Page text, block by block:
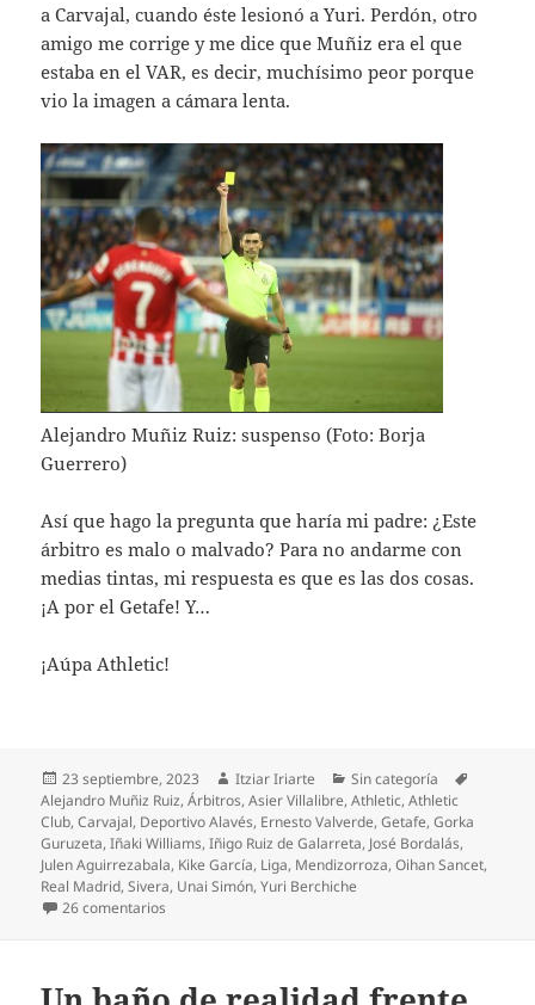
a Carvajal, cuando éste lesionó a Yuri. Perdón, otro
amigo me corrige y me dice que Muñiz era el que
estaba en el VAR, es decir, muchísimo peor porque
vio la imagen a cámara lenta.
Alejandro Muñiz Ruiz: suspenso (Foto: Borja
Guerrero)
Así que hago la pregunta que haría mi padre: ¿Este
árbitro es malo o malvado? Para no andarme con
medias tintas, mi respuesta es que es las dos cosas.
¡A por el Getafe! Y…
¡Aúpa Athletic!
Publicado
el
23 septiembre, 2023 Autor
Itziar Iriarte Categorías
Sin categoría
Alejandro Muñiz Ruiz,Árbitros,Asier Villalibre,Athletic,Athletic
Club,Carvajal, Deportivo Alavés, Ernesto Valverde,Getafe,Gorka
Guruzeta,Iñaki Williams,Iñigo Ruiz de Galarreta, José Bordalás,
Julen Aguirrezabala, Kike García, Liga, Mendizorroza,Oihan Sancet,
Real Madrid,Sivera, Unai Simón,Yuri Berchiche
26 comentarios